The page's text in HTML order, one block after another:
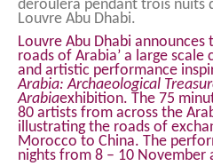
déroulera pendant trois nuits
Louvre Abu Dhabi.
Louvre Abu Dhabi announces
roads of Arabia’ a large scale
and artistic performance
Arabia: Archaeological
Arabiaexhibition. The 75
80 artists from across the
illustrating the roads of
Morocco to China. The
nights from 8 – 10 November